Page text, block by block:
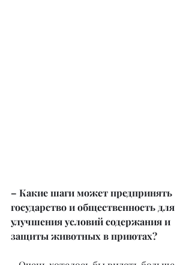
– Какие шаги может предпринять
государство и общественность для
улучшения условий содержания и
защиты животных в приютах?